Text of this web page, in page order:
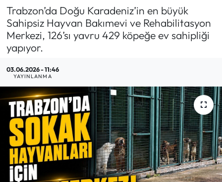
Trabzon’da Doğu Karadeniz’in en büyük
Sahipsiz Hayvan Bakımevi ve Rehabilitasyon
Merkezi, 126’sı yavru 429 köpeğe ev sahipliği
yapıyor.
03.06.2026 - 11:46
YAYINLANMA
Politik Kulis
Dünya
Mektup Galeri
Röportaj
Manşet
Köşe Yazıları
Son Dakika Haberleri
Haber Arşivi